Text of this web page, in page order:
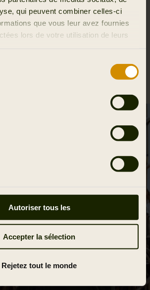
qui peuvent combiner celles-ci
que vous leur avez fournies
lors de votre utilisation de leurs
Autoriser tous les
Accepter la sélection
Rejetez tout le monde